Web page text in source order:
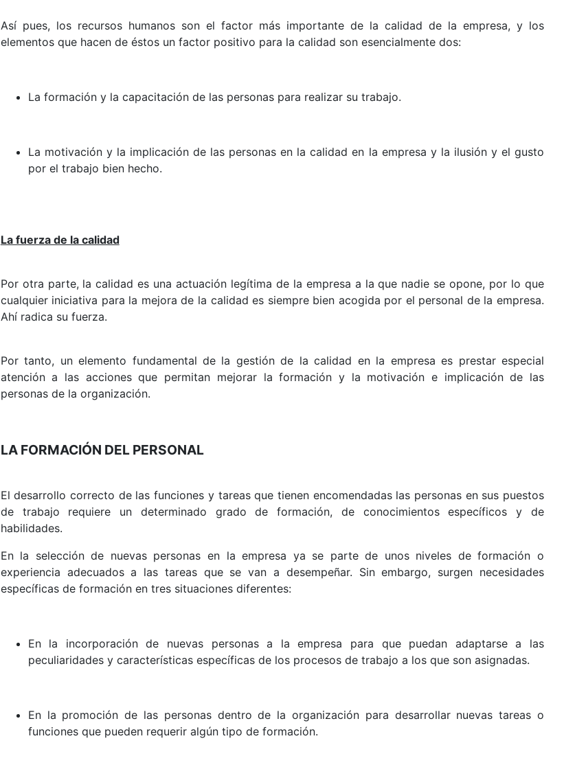
Así pues, los recursos humanos son el factor más importante de la calidad de la empresa, y los
elementos que hacen de éstos un factor positivo para la calidad son esencialmente dos:
La formación y la capacitación de las personas para realizar su trabajo.
La motivación y la implicación de las personas en la calidad en la empresa y la ilusión y el gusto
por el trabajo bien hecho.
La fuerza de la calidad
Por otra parte, la calidad es una actuación legítima de la empresa a la que nadie se opone, por lo que
cualquier iniciativa para la mejora de la calidad es siempre bien acogida por el personal de la empresa.
Ahí radica su fuerza.
Por tanto, un elemento fundamental de la gestión de la calidad en la empresa es prestar especial
atención a las acciones que permitan mejorar la formación y la motivación e implicación de las
personas de la organización.
LA FORMACIÓN DEL PERSONAL
El desarrollo correcto de las funciones y tareas que tienen encomendadas las personas en sus puestos
de trabajo requiere un determinado grado de formación, de conocimientos específicos y de
habilidades.
En la selección de nuevas personas en la empresa ya se parte de unos niveles de formación o
experiencia adecuados a las tareas que se van a desempeñar. Sin embargo, surgen necesidades
específicas de formación en tres situaciones diferentes:
En la incorporación de nuevas personas a la empresa para que puedan adaptarse a las
peculiaridades y características específicas de los procesos de trabajo a los que son asignadas.
En la promoción de las personas dentro de la organización para desarrollar nuevas tareas o
funciones que pueden requerir algún tipo de formación.